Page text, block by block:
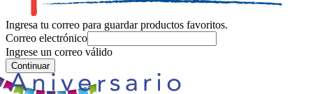
Ingresa tu correo para guardar productos favoritos.
Correo electrónico
Ingrese un correo válido
Continuar